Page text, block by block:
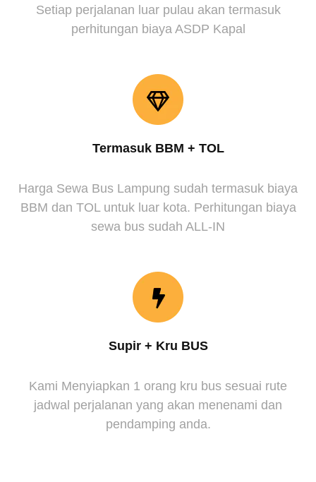
Setiap perjalanan luar pulau akan termasuk
perhitungan biaya ASDP Kapal
Termasuk BBM + TOL
Harga Sewa Bus Lampung sudah termasuk biaya
BBM dan TOL untuk luar kota. Perhitungan biaya
sewa bus sudah ALL-IN
Supir + Kru BUS
Kami Menyiapkan 1 orang kru bus sesuai rute
jadwal perjalanan yang akan menenami dan
pendamping anda.